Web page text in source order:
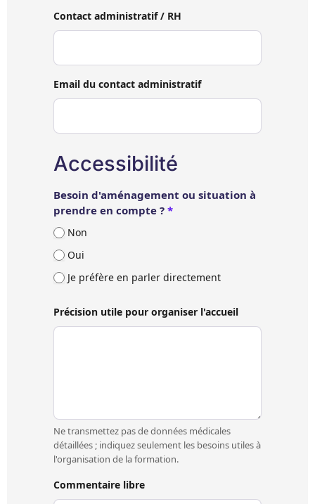
Contact administratif / RH
Email du contact administratif
Accessibilité
Besoin d'aménagement ou situation à
prendre en compte ? *
Non
Oui
Je préfère en parler directement
Précision utile pour organiser l'accueil
Ne transmettez pas de données médicales
détaillées ; indiquez seulement les besoins utiles à
l'organisation de la formation.
Commentaire libre